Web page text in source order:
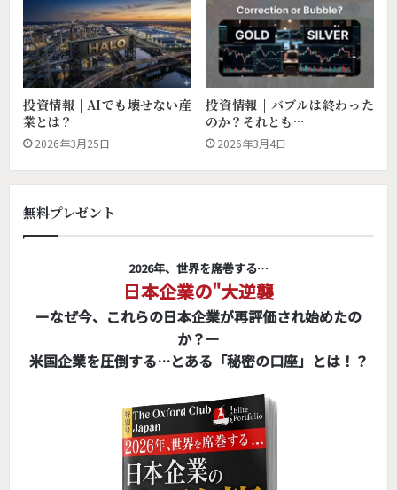
投資情報 | AIでも壊せない産
業とは？
2026年3月25日
投資情報 | バブルは終わった
のか？それとも…
2026年3月4日
無料プレゼント
2026年、世界を席巻する…
日本企業の"大逆襲
ーなぜ今、これらの日本企業が再評価され始めたの
か？ー
米国企業を圧倒する…とある「秘密の口座」とは！？